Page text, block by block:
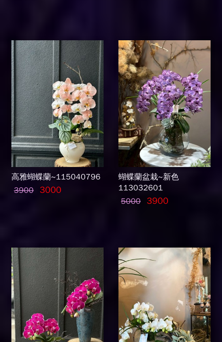
高雅蝴蝶蘭~115040796
3900 3000
蝴蝶蘭盆栽~新色
113032601
5000 3900